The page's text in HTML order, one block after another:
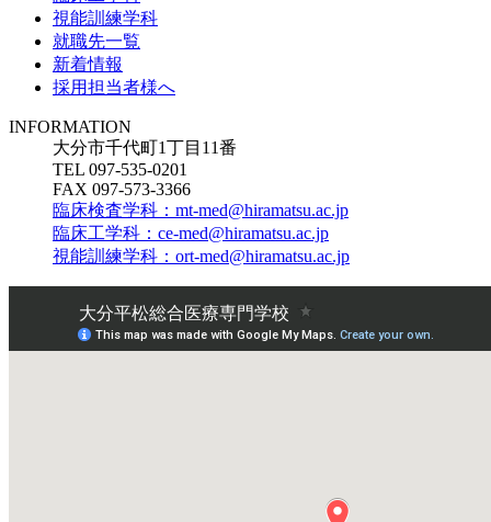
視能訓練学科
就職先一覧
新着情報
採用担当者様へ
INFORMATION
大分市千代町1丁目11番
TEL 097-535-0201
FAX 097-573-3366
臨床検査学科：mt-med@hiramatsu.ac.jp
臨床工学科：ce-med@hiramatsu.ac.jp
視能訓練学科：ort-med@hiramatsu.ac.jp